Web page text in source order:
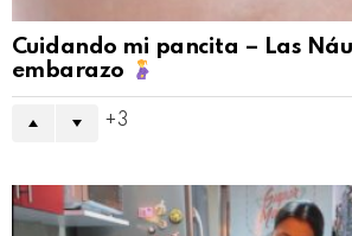
Cuidando mi pancita – Las
embarazo
3